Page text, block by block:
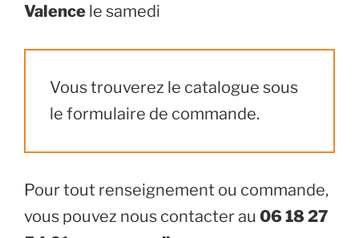
Valence le samedi
Vous trouverez le catalogue sous
le formulaire de commande.
Pour tout renseignement ou commande,
vous pouvez nous contacter au 06 18 27